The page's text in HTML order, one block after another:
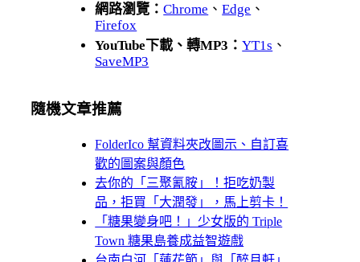
網路瀏覽：Chrome 、Edge 、
Firefox
YouTube下載、轉MP3：YT1s 、
SaveMP3
隨機文章推薦
FolderIco 幫資料夾改圖示、自訂喜
歡的圖案與顏色
去你的「三聚氰胺」！拒吃奶製
品，拒買「大潤發」，馬上剪卡！
「糖果變身吧！」少女版的 Triple
Town 糖果島養成益智遊戲